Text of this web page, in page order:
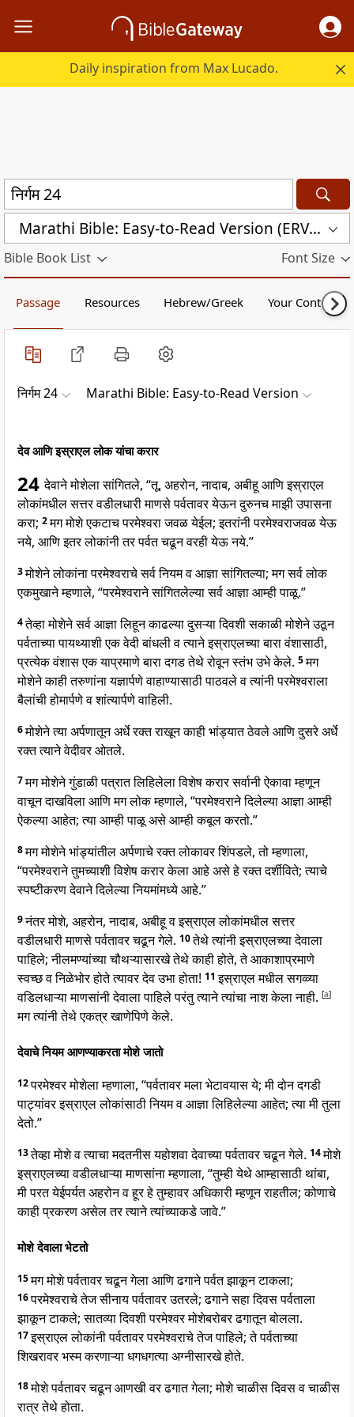
Daily inspiration from Max Lucado.
Marathi Bible: Easy-to-Read Version (ERV-MR)
Bible Book List Font Size
Passage Resources Hebrew/Greek Your Content
निर्गम 24 Marathi Bible: Easy-to-Read Version
देव आणि इस्राएल लोक यांचा करार
24देवाने मोशेला सांगितले, “तू, अहरोन, नादाब, अबीहू आणि इस्राएल
लोकांमधील सत्तर वडीलधारी माणसे पर्वतावर येऊन दुरुनच माझी उपासना
करा; 2मग मोशे एकटाच परमेश्वरा जवळ येईल; इतरांनी परमेश्वराजवळ येऊ
नये, आणि इतर लोकांनी तर पर्वत चढून वरही येऊ नये.”
3मोशेने लोकांना परमेश्वराचे सर्व नियम व आज्ञा सांगितल्या; मग सर्व लोक
एकमुखाने म्हणाले, “परमेश्वराने सांगितलेल्या सर्व आज्ञा आम्ही पाळू.”
4तेव्हा मोशेने सर्व आज्ञा लिहून काढल्या दुसऱ्या दिवशी सकाळी मोशेने उठून
पर्वताच्या पायथ्याशी एक वेदी बांधली व त्याने इस्राएलच्या बारा वंशासाठी,
प्रत्येक वंशास एक याप्रमाणे बारा दगड तेथे रोवून स्तंभ उभे केले. 5मग
मोशेने काही तरुणांना यज्ञार्पणे वाहाण्यासाठी पाठवले व त्यांनी परमेश्वराला
बैलांची होमार्पणे व शांत्यार्पणे वाहिली.
6मोशेने त्या अर्पणातून अर्धे रक्त राखून काही भांड्यात ठेवले आणि दुसरे अर्धे
रक्त त्याने वेदीवर ओतले.
7मग मोशेने गुंडाळी पत्रात लिहिलेला विशेष करार सर्वानी ऐकावा म्हणून
वाचून दाखविला आणि मग लोक म्हणाले, “परमेश्वराने दिलेल्या आज्ञा आम्ही
ऐकल्या आहेत; त्या आम्ही पाळू असे आम्ही कबूल करतो.”
8मग मोशेने भांड्यांतील अर्पणाचे रक्त लोकावर शिंपडले, तो म्हणाला,
“परमेश्वराने तुमच्याशी विशेष करार केला आहे असे हे रक्त दर्शीविते; त्याचे
स्पष्टीकरण देवाने दिलेल्या नियमांमध्ये आहे.”
9नंतर मोशे, अहरोन, नादाब, अबीहू व इस्राएल लोकांमधील सत्तर
वडीलधारी माणसे पर्वतावर चढून गेले. 10तेथे त्यांनी इस्राएलच्या देवाला
पाहिले; नीलमण्यांच्या चौथऱ्यासारखे तेथे काही होते, ते आकाशाप्रमाणे
स्वच्छ व निळेभोर होते त्यावर देव उभा होता! 11इस्राएल मधील सगव्व्या
वडिलधाऱ्या माणसांनी देवाला पाहिले परंतु त्याने त्यांचा नाश केला नाही. [a]
मग त्यांनी तेथे एकत्र खाणेपिणे केले.
देवाचे नियम आणण्याकरता मोशे जातो
12परमेश्वर मोशेला म्हणाला, “पर्वतावर मला भेटावयास ये; मी दोन दगडी
पाट्यांवर इस्राएल लोकांसाठी नियम व आज्ञा लिहिलेल्या आहेत; त्या मी तुला
देतो.”
13तेव्हा मोशे व त्याचा मदतनीस यहोशवा देवाच्या पर्वतावर चढून गेले. 14मोशे
इस्राएलच्या वडीलधाऱ्या माणसांना म्हणाला, “तुम्ही येथे आम्हासाठी थांबा,
मी परत येईपर्यत अहरोन व हूर हे तुम्हावर अधिकारी म्हणून राहतील; कोणाचे
काही प्रकरण असेल तर त्याने त्यांच्याकडे जावे.”
मोशे देवाला भेटतो
15मग मोशे पर्वतावर चढून गेला आणि ढगाने पर्वत झाकून टाकला;
16परमेश्वराचे तेज सीनाय पर्वतावर उतरले; ढगाने सहा दिवस पर्वताला
झाकून टाकले; सातव्या दिवशी परमेश्वर मोशेबरोबर ढगातून बोलला.
17इस्राएल लोकांनी पर्वतावर परमेश्वराचे तेज पाहिले; ते पर्वताच्या
शिखरावर भस्म करणाऱ्या धगधगत्या अग्नीसारखे होते.
18मोशे पर्वतावर चढून आणखी वर ढगात गेला; मोशे चाळीस दिवस व चाळीस
रात्र तेथे होता.